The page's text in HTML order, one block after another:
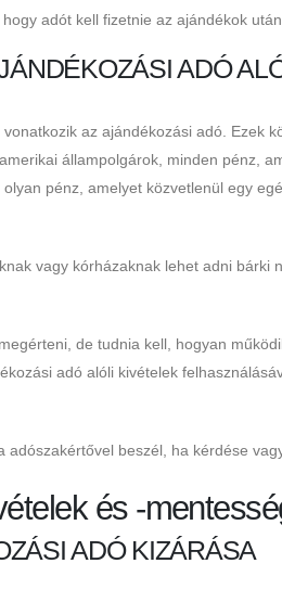
adót kell fizetnie az ajándékok után.
ADÓ
az ajándékozási adó. Ezek
állampolgárok, minden pénz,
pénz, amelyet közvetlenül egy
vagy kórházaknak lehet adni
de tudnia kell, hogyan
adó alóli kivételek
adószakértővel beszél, ha kérdése
és -
ADÓ KIZÁRÁSA